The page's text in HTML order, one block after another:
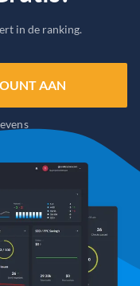
in de ranking.
AAN